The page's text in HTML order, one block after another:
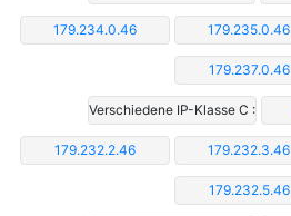
179.234.0.46 179.235.0.46
179.237.0.46
Verschiedene IP-Klasse C :
179.232.2.46 179.232.3.46
179.232.5.46